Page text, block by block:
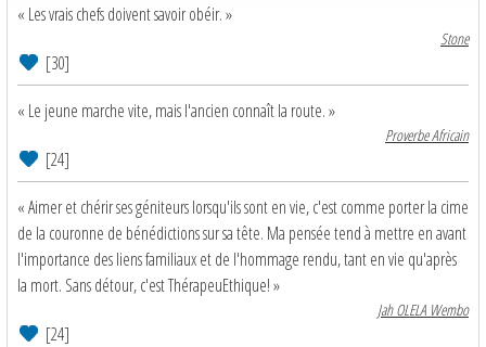
« Les vrais chefs doivent savoir obéir. »
Stone
[30]
« Le jeune marche vite, mais l'ancien connaît la route. »
Proverbe Africain
[24]
« Aimer et chérir ses géniteurs lorsqu'ils sont en vie, c'est comme porter la cime
de la couronne de bénédictions sur sa tête. Ma pensée tend à mettre en avant
l'importance des liens familiaux et de l'hommage rendu, tant en vie qu'après
la mort. Sans détour, c'est ThérapeuEthique! »
Jah OLELA Wembo
[24]